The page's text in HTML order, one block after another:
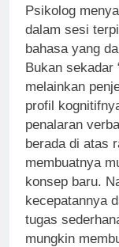
Psikolog
dalam sesi
bahasa yang
Bukan sekadar
melainkan
profil
penalaran
berada di atas
membuatnya
konsep baru.
kecepatannya
tugas
mungkin